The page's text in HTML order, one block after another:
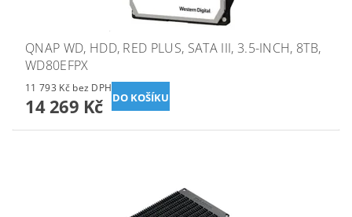
QNAP WD, HDD, RED PLUS, SATA III, 3.5-INCH, 8TB,
WD80EFPX
11 793 Kč bez DPH
14 269 Kč